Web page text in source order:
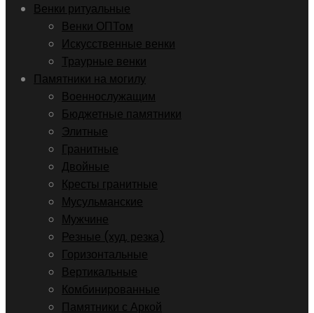
Венки ритуальные
Венки ОПТом
Искусственные венки
Траурные венки
Памятники на могилу
Военнослужащим
Бюджетные памятники
Элитные
Гранитные
Двойные
Кресты гранитные
Мусульманские
Мужчине
Резные (худ. резка)
Горизонтальные
Вертикальные
Комбинированные
Памятники с Аркой